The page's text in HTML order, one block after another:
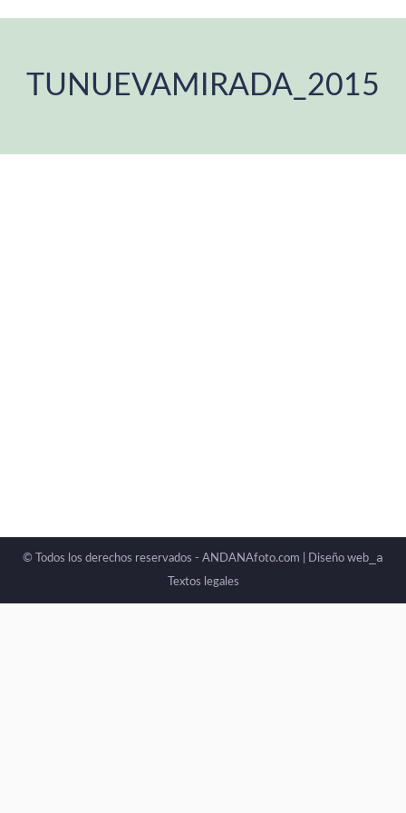
TUNUEVAMIRADA_2015
© Todos los derechos reservados - ANDANAfoto.com | Diseño web _a
Textos legales